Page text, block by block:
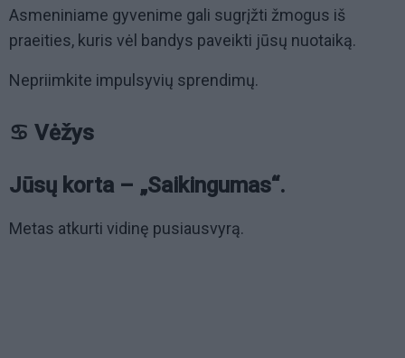
Asmeniniame gyvenime gali sugrįžti žmogus iš
praeities, kuris vėl bandys paveikti jūsų nuotaiką.
Nepriimkite impulsyvių sprendimų.
♋ Vėžys
Jūsų korta – „Saikingumas“.
Metas atkurti vidinę pusiausvyrą.